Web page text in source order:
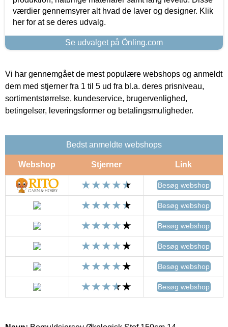
værdier gennemsyrer alt hvad de laver og designer. Klik
her for at se deres udvalg.
Se udvalget på Önling.com
Vi har gennemgået de mest populære webshops og anmeldt
dem med stjerner fra 1 til 5 ud fra bl.a. deres prisniveau,
sortimentstørrelse, kundeservice, brugervenlighed,
betingelser, leveringsformer og betalingsmuligheder.
Bedst anmeldte webshops
Webshop Stjerner Link
Besøg webshop
Besøg webshop
Besøg webshop
Besøg webshop
Besøg webshop
Besøg webshop